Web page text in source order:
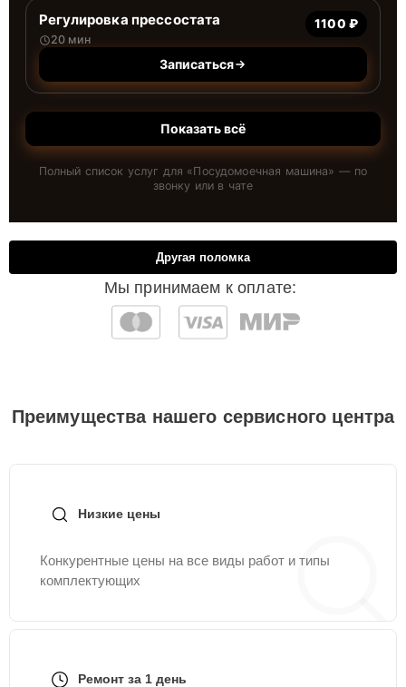
Регулировка прессостата
20 мин
1100 ₽
Записаться
Показать всё
Полный список услуг для «Посудомоечная машина» — по
звонку или в чате
Мы принимаем к оплате:
Другая поломка
Преимущества нашего сервисного центра
Низкие цены
Конкурентные цены на все виды работ и типы
комплектующих
Ремонт за 1 день